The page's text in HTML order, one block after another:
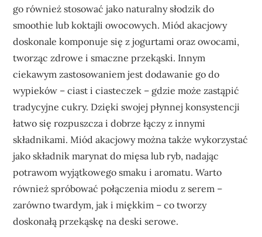
go również stosować jako naturalny słodzik do
smoothie lub koktajli owocowych. Miód akacjowy
doskonale komponuje się z jogurtami oraz owocami,
tworząc zdrowe i smaczne przekąski. Innym
ciekawym zastosowaniem jest dodawanie go do
wypieków – ciast i ciasteczek – gdzie może zastąpić
tradycyjne cukry. Dzięki swojej płynnej konsystencji
łatwo się rozpuszcza i dobrze łączy z innymi
składnikami. Miód akacjowy można także wykorzystać
jako składnik marynat do mięsa lub ryb, nadając
potrawom wyjątkowego smaku i aromatu. Warto
również spróbować połączenia miodu z serem –
zarówno twardym, jak i miękkim – co tworzy
doskonałą przekąskę na deski serowe.